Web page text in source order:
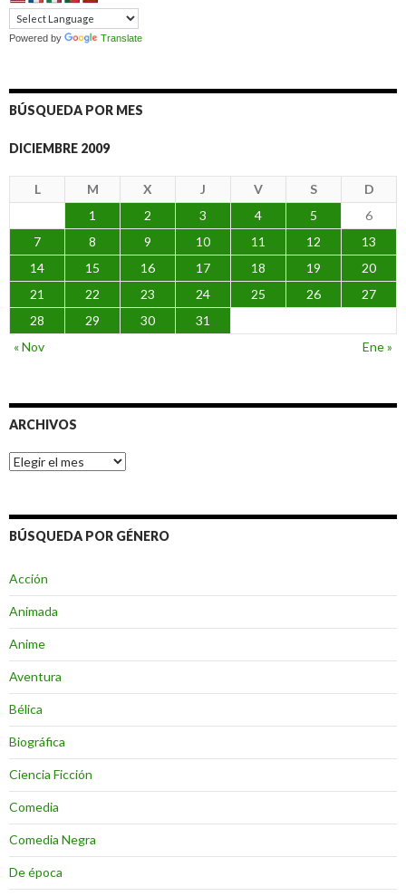
Powered by Translate
BÚSQUEDA POR MES
DICIEMBRE 2009
L M X J V S
D
1
2 3 4 5
6
7
8 9 10 11 12
13
14
15 16 17 18 19
20
21
22 23 24 25 26
27
28
29 30
31
« Nov
Ene »
ARCHIVOS
Archivos
BÚSQUEDA POR GÉNERO
Acción
Animada
Anime
Aventura
Bélica
Biográfica
Ciencia Ficción
Comedia
Comedia Negra
De época